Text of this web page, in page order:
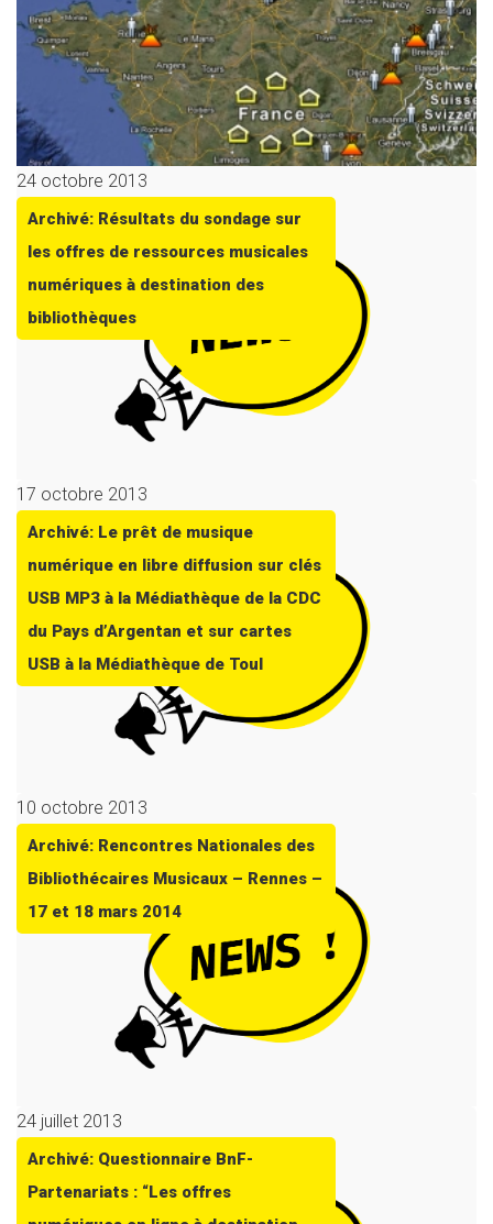
24 octobre 2013
Archivé: Résultats du sondage sur
les offres de ressources musicales
numériques à destination des
bibliothèques
17 octobre 2013
Archivé: Le prêt de musique
numérique en libre diffusion sur clés
USB MP3 à la Médiathèque de la CDC
du Pays d’Argentan et sur cartes
USB à la Médiathèque de Toul
10 octobre 2013
Archivé: Rencontres Nationales des
Bibliothécaires Musicaux – Rennes –
17 et 18 mars 2014
24 juillet 2013
Archivé: Questionnaire BnF-
Partenariats : “Les offres